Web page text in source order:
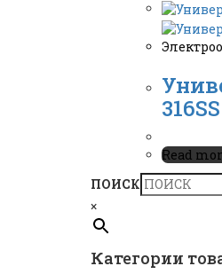
Read
ПОИСК
×
Категории